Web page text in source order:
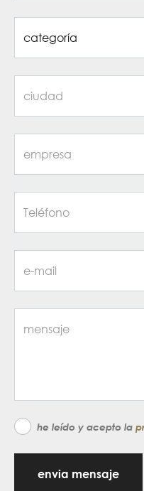
he leído y acepto la
envia mensaje